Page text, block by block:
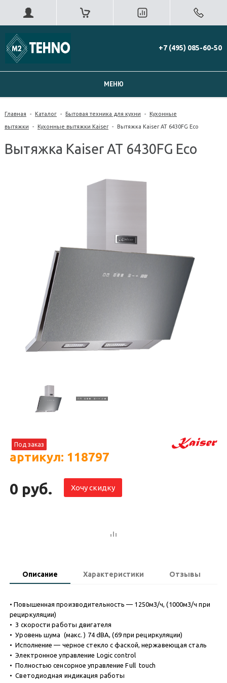
+7 (495) 085-60-50
МЕНЮ
Главная - Каталог - Бытовая техника для кухни - Кухонные
вытяжки - Кухонные вытяжки Kaiser - Вытяжка Kaiser AT 6430FG Eco
Вытяжка Kaiser AT 6430FG Eco
Под заказ
артикул: 118797
0 руб. Хочу скидку
Описание Характеристики Отзывы
• Повышенная производительность — 1250м3/ч, (1000м3/ч при
рециркуляции)
• 3 скорости работы двигателя
• Уровень шума (макс. ) 74 dBA, (69 при рециркуляции)
• Исполнение — черное стекло с фаской, нержавеющая сталь
• Электронное управление Logic control
• Полностью сенсорное управление Full touch
• Светодиодная индикация работы